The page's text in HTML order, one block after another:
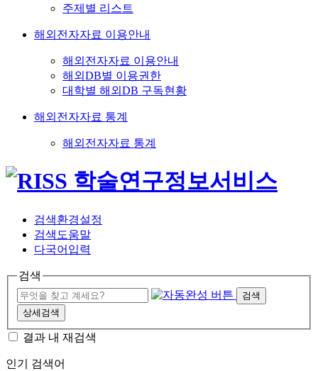
주제별 리스트
해외전자자료 이용안내
해외전자자료 이용안내
해외DB별 이용권한
대학별 해외DB 구독현황
해외전자자료 통계
해외전자자료 통계
검색환경설정
검색도움말
다국어입력
검색
검색
상세검색
결과 내 재검색
인기 검색어